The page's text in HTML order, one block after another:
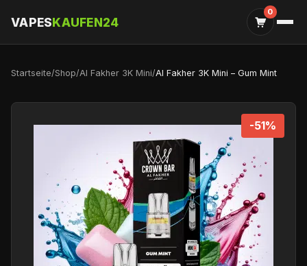
VAPESKAUFEN24
0
Startseite/Shop/Al Fakher 3K Mini/Al Fakher 3K Mini – Gum Mint
-51%